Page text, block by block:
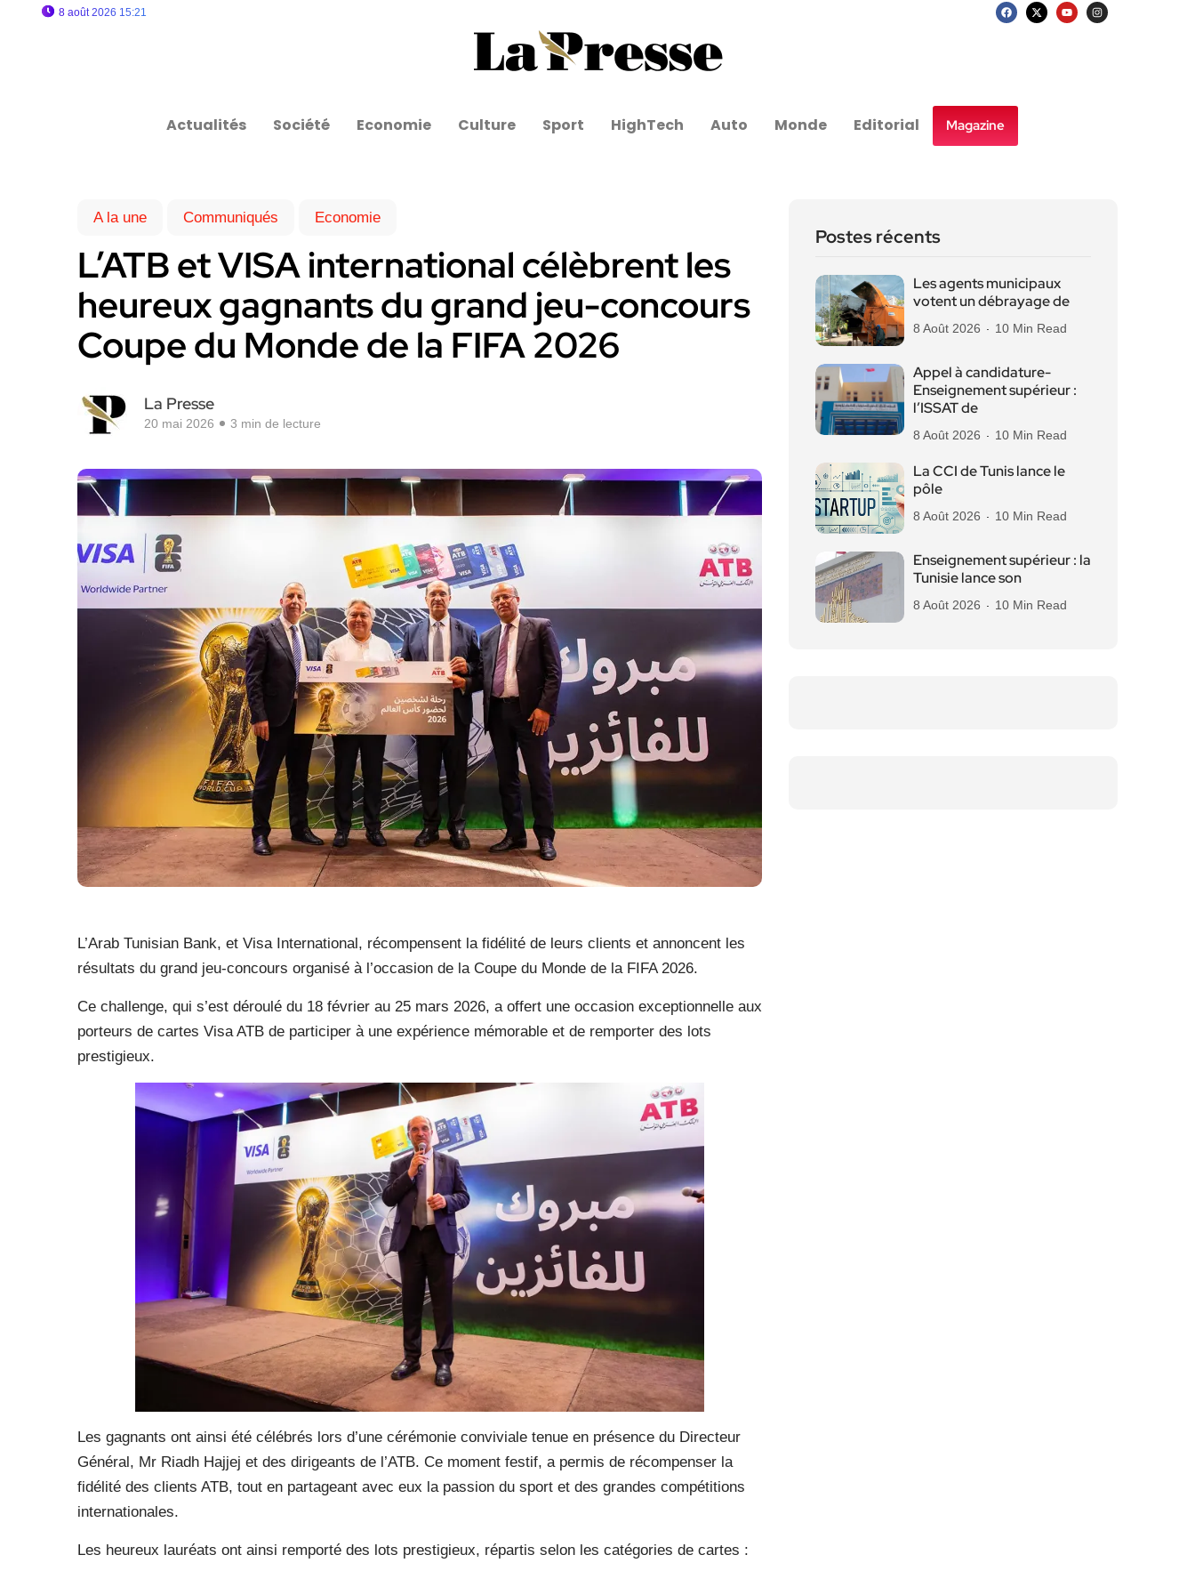
8 août 2026 15:21
Actualités Société Economie Culture Sport HighTech Auto Monde Editorial Magazine
A la une Communiqués Economie
L’ATB et VISA international célèbrent les
heureux gagnants du grand jeu-concours
Coupe du Monde de la FIFA 2026
La Presse
20 mai 2026 3 min de lecture
L’Arab Tunisian Bank, et Visa International, récompensent la fidélité de leurs clients et annoncent les
résultats du grand jeu-concours organisé à l’occasion de la Coupe du Monde de la FIFA 2026.
Ce challenge, qui s’est déroulé du 18 février au 25 mars 2026, a offert une occasion exceptionnelle aux
porteurs de cartes Visa ATB de participer à une expérience mémorable et de remporter des lots
prestigieux.
Les gagnants ont ainsi été célébrés lors d’une cérémonie conviviale tenue en présence du Directeur
Général, Mr Riadh Hajjej et des dirigeants de l’ATB. Ce moment festif, a permis de récompenser la
fidélité des clients ATB, tout en partageant avec eux la passion du sport et des grandes compétitions
internationales.
Les heureux lauréats ont ainsi remporté des lots prestigieux, répartis selon les catégories de cartes :
Postes récents
Les agents municipaux
votent un débrayage de
8 Août 2026 10 Min Read
Appel à candidature-
Enseignement supérieur :
l’ISSAT de
8 Août 2026 10 Min Read
La CCI de Tunis lance le
pôle
8 Août 2026 10 Min Read
Enseignement supérieur : la
Tunisie lance son
8 Août 2026 10 Min Read